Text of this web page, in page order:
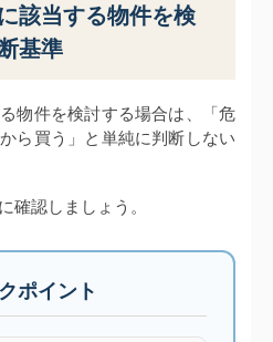
該当する物件を検
基準
物件を検討する場合は、「危
ら買う」と単純に判断しない
確認しましょう。
ポイント